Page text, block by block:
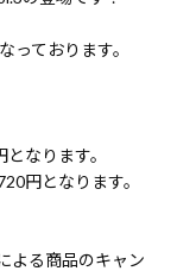
っております。
なります。
円となります。
よる商品のキャン